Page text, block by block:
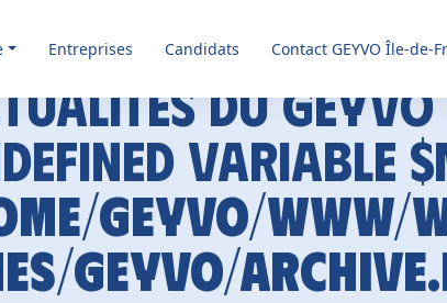
Entreprises Candidats Contact GEYVO Île-de-
du GEYVO
variable
geyvo/www/
geyvo/